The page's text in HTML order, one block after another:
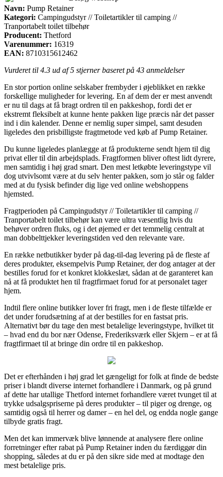
Navn: Pump Retainer
Kategori: Campingudstyr // Toiletartikler til camping //
Tranportabelt toilet tilbehør
Producent: Thetford
Varenummer: 16319
EAN: 8710315612462
Vurderet til 4.3 ud af 5 stjerner baseret på 43 anmeldelser
En stor portion online selskaber frembyder i øjeblikket en række
forskellige muligheder for levering. En af dem der er mest anvendt
er nu til dags at få bragt ordren til en pakkeshop, fordi det er
ekstremt fleksibelt at kunne hente pakken lige præcis når det passer
ind i din kalender. Denne er nemlig super simpel, samt desuden
ligeledes den prisbilligste fragtmetode ved køb af Pump Retainer.
Du kunne ligeledes planlægge at få produkterne sendt hjem til dig
privat eller til din arbejdsplads. Fragtformen bliver oftest lidt dyrere,
men samtidig i høj grad smart. Den mest letkøbte leveringstype vil
dog utvivlsomt være at du selv henter pakken, som jo står og falder
med at du fysisk befinder dig lige ved online webshoppens
hjemsted.
Fragtperioden på Campingudstyr // Toiletartikler til camping //
Tranportabelt toilet tilbehør kan være ultra væsentlig hvis du
behøver ordren fluks, og i det øjemed er det temmelig centralt at
man dobbelttjekker leveringstiden ved den relevante vare.
En række netbutikker byder på dag-til-dag levering på de fleste af
deres produkter, eksempelvis Pump Retainer, der dog antager at der
bestilles forud for et konkret klokkeslæt, sådan at de garanteret kan
nå at få produktet hen til fragtfirmaet forud for at personalet tager
hjem.
Indtil flere online butikker lover fri fragt, men i de fleste tilfælde er
det under forudsætning af at der bestilles for en fastsat pris.
Alternativt bør du tage den mest betalelige leveringstype, hvilket tit
– hvad end du bor nær Odense, Frederiksværk eller Skjern – er at få
fragtfirmaet til at bringe din ordre til en pakkeshop.
Det er efterhånden i høj grad let gængeligt for folk at finde de bedste
priser i blandt diverse internet forhandlere i Danmark, og på grund
af dette har utallige Thetford internet forhandlere været tvunget til at
trykke udsalgspriserne på deres produkter – til piger og drenge, og
samtidig også til herrer og damer – en hel del, og endda nogle gange
tilbyde gratis fragt.
Men det kan immervæk blive lønnende at analysere flere online
forretninger efter rabat på Pump Retainer inden du færdiggør din
shopping, således at du er på den sikre side med at modtage den
mest betalelige pris.